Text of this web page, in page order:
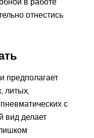
отнестись
предполагает
литых,
с
вид делает